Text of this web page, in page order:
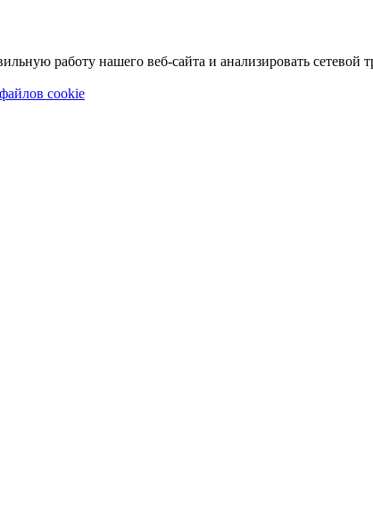
работу нашего веб-сайта и анализировать сетевой
cookie